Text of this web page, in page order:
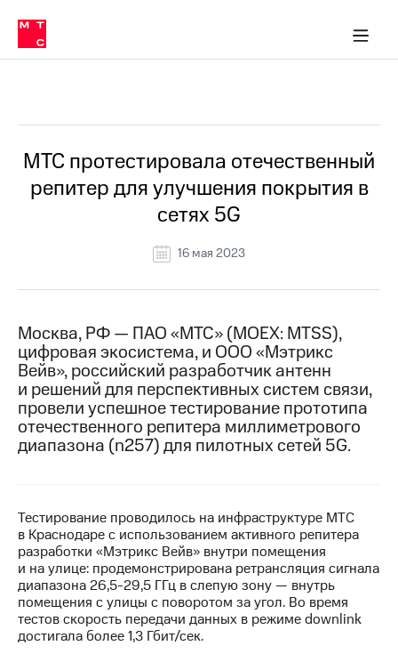
Медиа-центр
и акционерам
Устойчивое развитие
Комплаенс и деловая этика
компании
Карьера
История
компании
информация
Контакты
Медиа-центр
Пресс-
релизы
МТС
о технологиях
Интервью
Финансовая
отчетность
Контакты
Новости
в МТС
Пресс-
релизы
о технологиях
МТС протестировала отечественный
репитер для улучшения покрытия в
сетях 5G
16 мая 2023
Москва, РФ — ПАО «МТС» (MOEX: MTSS),
цифровая экосистема, и ООО «Мэтрикс
Вейв», российский разработчик антенн
и решений для перспективных систем связи,
провели успешное тестирование прототипа
отечественного репитера миллиметрового
диапазона (n257) для пилотных сетей 5G.
Тестирование проводилось на инфраструктуре МТС
в Краснодаре с использованием активного репитера
разработки «Мэтрикс Вейв» внутри помещения
и на улице: продемонстрирована ретрансляция сигнала
диапазона 26,5-29,5 ГГц в слепую зону — внутрь
помещения с улицы с поворотом за угол. Во время
тестов скорость передачи данных в режиме downlink
достигала более 1,3 Гбит/сек.